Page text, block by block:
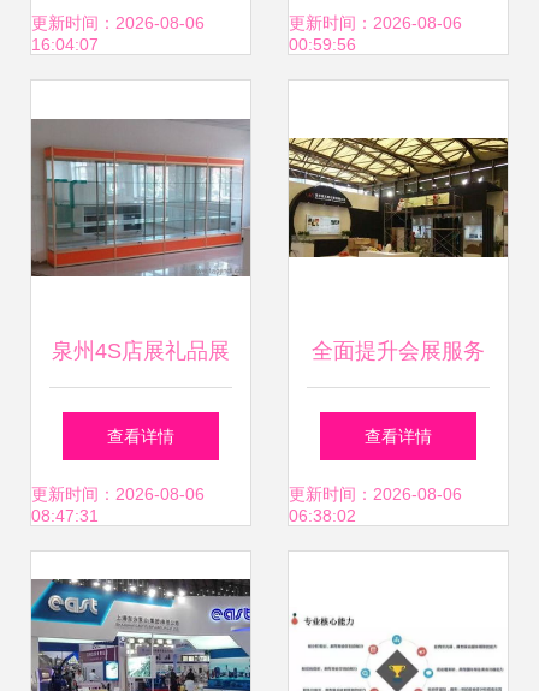
览服务打造会展视
更新时间：2026-08-06
16:04:07
用技巧与会展服务
更新时间：2026-08-06
00:59:56
泉州4S店展礼品展
柜与厦门展会高柜
柜台 选择精品货架
查看详情
更新时间：2026-08-06
08:47:31
全面提升会展服务
品质 从展台设计到
活动策划的专业实
查看详情
更新时间：2026-08-06
06:38:02